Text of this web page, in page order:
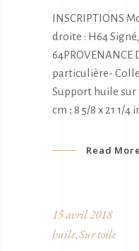
INSCRIPTIONS
droite : H64
particulière-
Support huile sur
cm ; 8 5/8 x 21 1/4
Read More
15 avril 2018
huile, Sur toile